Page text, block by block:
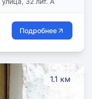
для
учеников.
Подробнее
1.1 км